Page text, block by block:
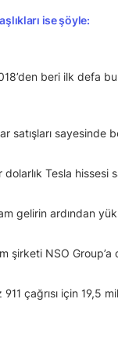
ise şöyle:
beri ilk defa
satışları sayesinde
Tesla hissesi
gelirin ardından
şirketi NSO Group’a
911 çağrısı için 19,5